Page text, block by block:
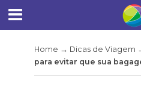
Home → Dicas de Viagem
para evitar que sua